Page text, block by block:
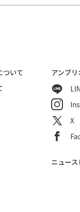
ついて
アンブ
X
ニュー